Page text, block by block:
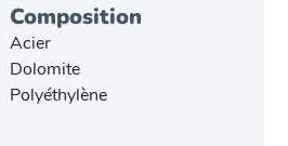
Composition
Acier
Dolomite
Polyéthylène